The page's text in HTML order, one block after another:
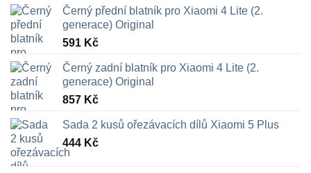
Černý přední blatník pro Xiaomi 4 Lite (2.
generace) Original
591 Kč
Černý zadní blatník pro Xiaomi 4 Lite (2.
generace) Original
857 Kč
Sada 2 kusů ořezávacích dílů Xiaomi 5 Plus
444 Kč